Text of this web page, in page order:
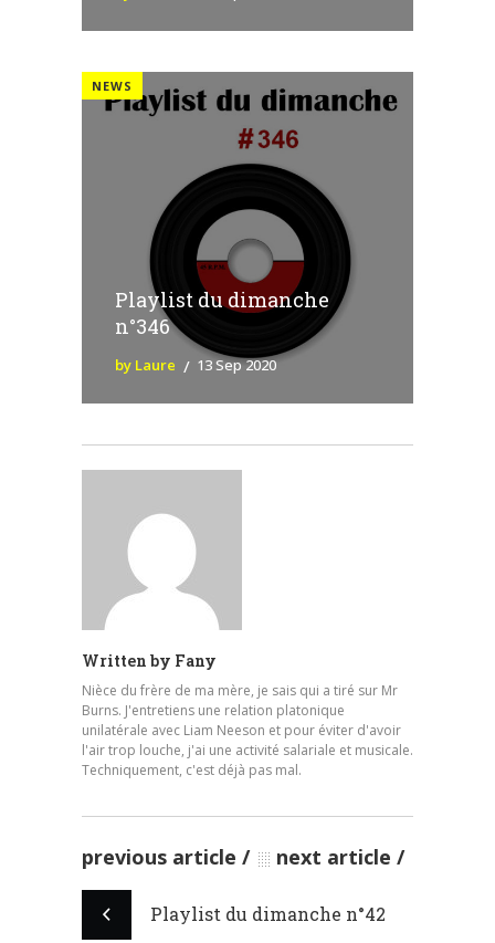
NEWS
Playlist du dimanche
n°346
by Laure 13 Sep 2020
Written by Fany
Nièce du frère de ma mère, je sais qui a tiré sur Mr
Burns. J'entretiens une relation platonique
unilatérale avec Liam Neeson et pour éviter d'avoir
l'air trop louche, j'ai une activité salariale et musicale.
Techniquement, c'est déjà pas mal.
previous article next article
Playlist du dimanche n°42